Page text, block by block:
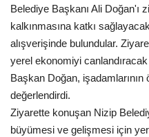
Belediye Başkanı Ali Doğan'ı
kalkınmasına katkı
alışverişinde bulundular.
yerel ekonomiyi
Başkan Doğan,
değerlendirdi.
Ziyarette konuşan Nizip
büyümesi ve gelişmesi için